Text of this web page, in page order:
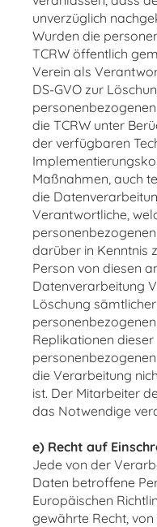
unverzüglich
Wurden die
TCRW öffentlich
Verein als
DS-GVO zur
die TCRW unter
der verfügbaren
Maßnahmen, auch
die
Verantwortliche,
darüber in Kenntnis
Person von diesen
Datenverarbeitung
Löschung
Replikationen dieser
die Verarbeitung
ist. Der Mitarbeiter
das Notwendige
e) Recht auf
Jede von der
Daten betroffene
Europäischen
gewährte Recht,